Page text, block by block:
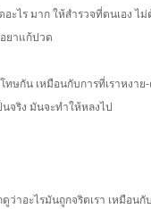
ะไร มาก ให้สำรวจที่ตนเอง ไ
ยาแก้ปวด
ษกัน เหมือนกับการที่เราหงาย
จริง มันจะทำให้หลงไป
ว่าอะไรมันถูกจริตเรา เหมือน